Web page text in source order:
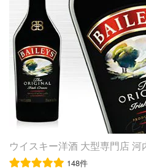
り 寸志 新歓 歓迎 送迎 歓送迎
念品 景品 御礼 お礼 謝礼 お祝
御供 お供え物 粗供養 御仏前
事 法事 年回忌法要 一周忌 三
ゴールデンウィーク GW 帰省
ホワイトデー お花見 宴会 パ
入れ 家飲み 家呑み 晩酌 お父
おばあちゃん おじいちゃん 祖
那さん 義父 義母 恩師 先生 職
店長の味わいコメント 果実の
ル便発送についてご注文時と
て返品・交換について ・生み
ランスのアンジェで新しい蒸
の蒸溜酒をつくり出したのは
ルフ・コアントローとその弟
たりの手でつくられたこの酒
ツをブレンドしたものでした
大きな売上をもたらし、最初
設立する原動力になりました
で入念に育てられ、品質優先
とスイートオレンジの果皮。
ウイスキー洋酒 大型専門店 河
148件